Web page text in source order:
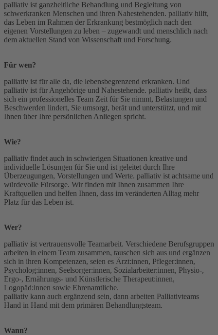
palliativ ist ganzheitliche Behandlung und Begleitung von
schwerkranken Menschen und ihren Nahestehenden. palliativ hilft,
das Leben im Rahmen der Erkrankung bestmöglich nach den
eigenen Vorstellungen zu leben – zugewandt und menschlich nach
dem aktuellen Stand von Wissenschaft und Forschung.
Für wen?
palliativ ist für alle da, die lebensbegrenzend erkranken. Und
palliativ ist für Angehörige und Nahestehende. palliativ heißt, dass
sich ein professionelles Team Zeit für Sie nimmt, Belastungen und
Beschwerden lindert, Sie umsorgt, berät und unterstützt, und mit
Ihnen über Ihre persönlichen Anliegen spricht.
Wie?
palliativ findet auch in schwierigen Situationen kreative und
individuelle Lösungen für Sie und ist geleitet durch Ihre
Überzeugungen, Vorstellungen und Werte. palliativ ist achtsame und
würdevolle Fürsorge. Wir finden mit Ihnen zusammen Ihre
Kraftquellen und helfen Ihnen, dass im veränderten Alltag mehr
Platz für das Leben ist.
Wer?
palliativ ist vertrauensvolle Teamarbeit. Verschiedene Berufsgruppen
arbeiten in einem Team zusammen, tauschen sich aus und ergänzen
sich in ihren Kompetenzen, seien es Ärzt:innen, Pfleger:innen,
Psycholog:innen, Seelsorger:innen, Sozialarbeiter:innen, Physio-,
Ergo-, Ernährungs- und Künstlerische Therapeut:innen,
Logopäd:innen sowie Ehrenamtliche.
palliativ kann auch ergänzend sein, dann arbeiten Palliativteams
Hand in Hand mit dem primären Behandlungsteam.
Wann?